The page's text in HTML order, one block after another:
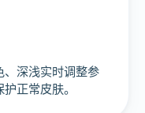
、深浅实时调整参
正常皮肤。